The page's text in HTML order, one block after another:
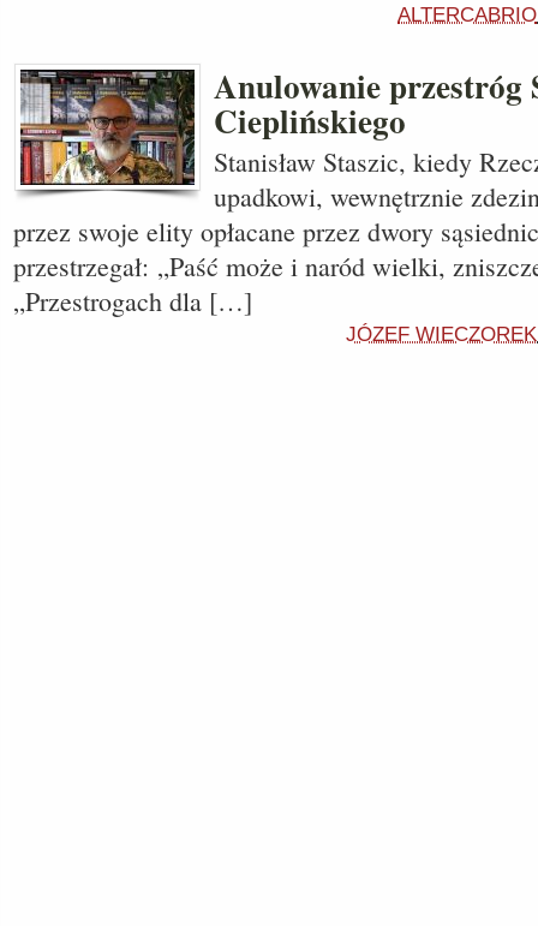
ALTERCABRIO
Anulowanie przestróg
Cieplińskiego
Stanisław Staszic, kiedy
upadkowi, wewnętrznie
przez swoje elity opłacane przez dwory
przestrzegał: „Paść może i naród wielki,
„Przestrogach dla […]
JÓZEF WIECZOREK